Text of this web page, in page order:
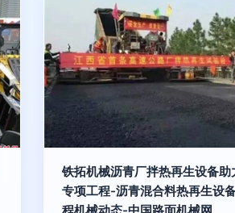
铁拓机械沥青厂拌热再生设备
专项工程-沥青混合料热再生设